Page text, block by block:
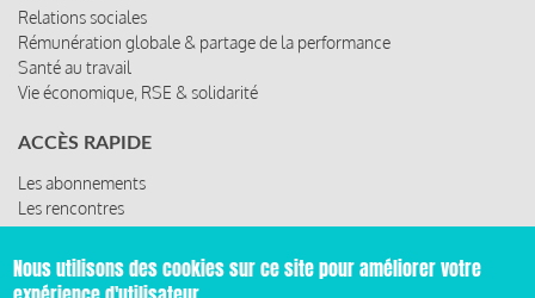
Organisation du travail
Protection sociale
Relations sociales
Rémunération globale & partage de la performance
Vie économique, RSE & solidarité
ACCÈS RAPIDE
Les abonnements
Les ressources
Nous utilisons des cookies sur ce site pour améliorer votre